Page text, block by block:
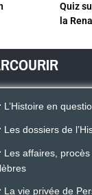
Quiz
la
L’Histoire en
Les dossiers de
Les affaires,
La vie privée de